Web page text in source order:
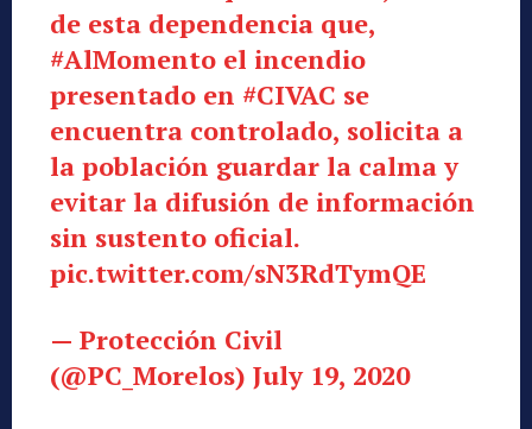
de esta dependencia que,
#AlMomentoel incendio
presentado en #CIVAC se
encuentra controlado, solicita a
la población guardar la calma y
evitar la difusión de información
sin sustento oficial.
pic.twitter.com/sN3RdTymQE
— Protección Civil
(@PC_Morelos) July 19, 2020